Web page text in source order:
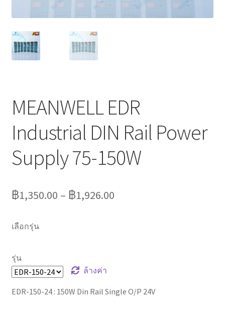
Download Catalog
รับเหมาออกแบบติดตั้ง
วิธีการชำระเงิน
การจัดส่งสินค้า
MEANWELL EDR
Industrial DIN Rail Power
Supply 75-150W
฿1,350.00 – ฿1,926.00
เลือกรุ่น
รุ่น
ล้างค่า
EDR-150-24 : 150W Din Rail Single O/P 24V